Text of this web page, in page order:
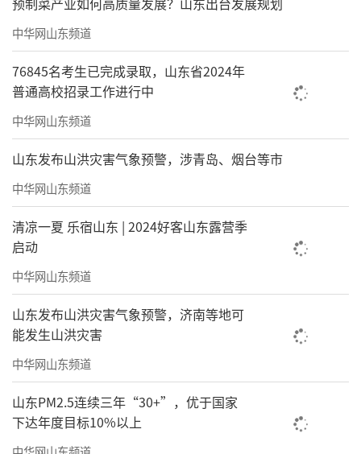
中华网山东频道
76845名考生已完成录取，山东省2024年
普通高校招录工作进行中
中华网山东频道
山东发布山洪灾害气象预警，涉青岛、烟台等市
中华网山东频道
清凉一夏 乐宿山东 | 2024好客山东露营季
启动
中华网山东频道
山东发布山洪灾害气象预警，济南等地可
能发生山洪灾害
中华网山东频道
山东PM2.5连续三年“30+”，优于国家
下达年度目标10%以上